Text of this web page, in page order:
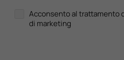
Acconsento al trattamento
di marketing